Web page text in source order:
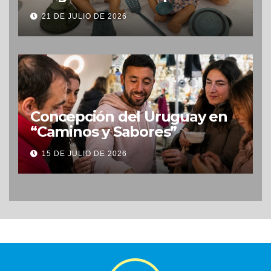
Uruguay
21 DE JULIO DE 2026
Concepción del Uruguay en
“Caminos y Sabores”
15 DE JULIO DE 2026